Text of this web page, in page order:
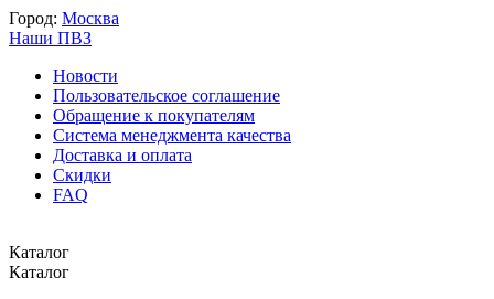
Город: Москва
Наши ПВЗ
Новости
Пользовательское соглашение
Обращение к покупателям
Система менеджмента качества
Доставка и оплата
Скидки
FAQ
Каталог
Каталог